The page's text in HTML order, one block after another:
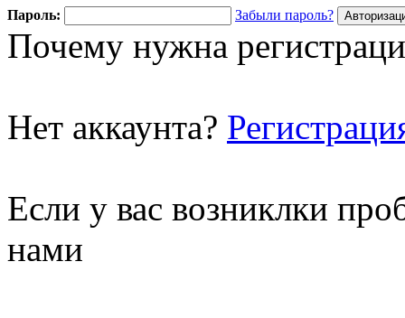
Пароль: Забыли пароль?
Почему нужна
Нет аккаунта?
Если у вас возниклки
нами